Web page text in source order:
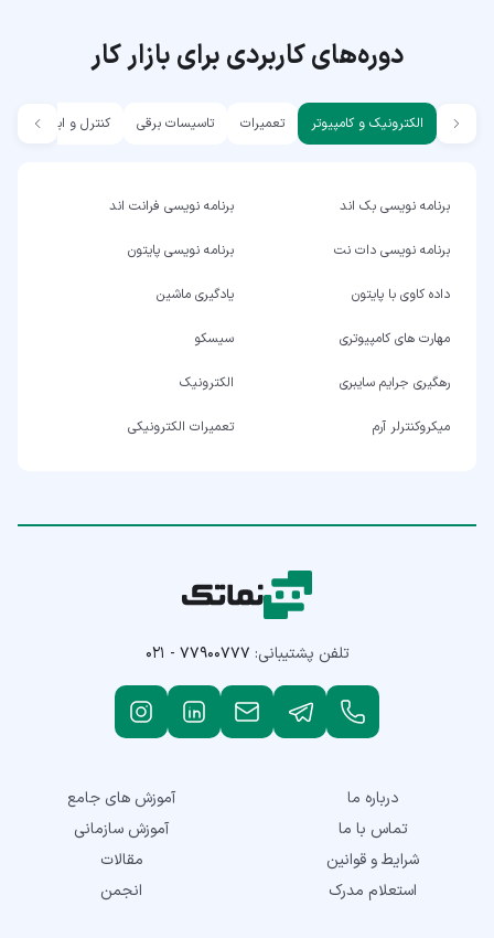
دوره‌های کاربردی برای بازار کار
الکترونیک و کامپیوتر تعمیرات تاسیسات برقی کنترل و ابزار دقیق
برنامه نویسی بک اند برنامه نویسی فرانت اند
برنامه نویسی دات نت برنامه نویسی پایتون
داده کاوی با پایتون یادگیری ماشین
مهارت های کامپیوتری سیسکو
رهگیری جرایم سایبری الکترونیک
میکروکنترلر آرم تعمیرات الکترونیکی
تلفن پشتیبانی: ۰۲۱ - ۷۷۹۰۰۷۷۷
درباره ما
تماس با ما
شرایط و قوانین
استعلام مدرک
آموزش های جامع
آموزش سازمانی
مقالات
انجمن